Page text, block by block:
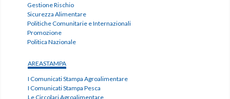
Gestione Rischio
Sicurezza Alimentare
Politiche Comunitarie e Internazionali
Promozione
Politica Nazionale
AREASTAMPA
I Comunicati Stampa Agroalimentare
I Comunicati Stampa Pesca
Le Circolari Agroalimentare